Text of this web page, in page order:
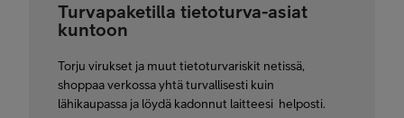
Turvapaketilla tietoturva-asiat
kuntoon
Torju virukset ja muut tietoturvariskit netissä,
shoppaa verkossa yhtä turvallisesti kuin
lähikaupassa ja löydä kadonnut laitteesi helposti.